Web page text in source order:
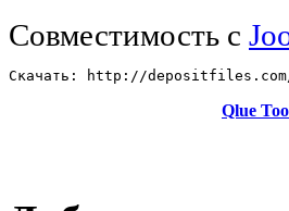
Совместимость с
Скачать: http://
Qlue